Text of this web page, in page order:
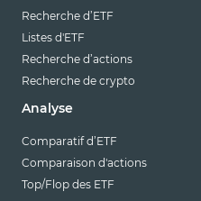
Recherche d’ETF
Listes d'ETF
Recherche d’actions
Recherche de crypto
Analyse
Comparatif d’ETF
Comparaison d'actions
Top/Flop des ETF